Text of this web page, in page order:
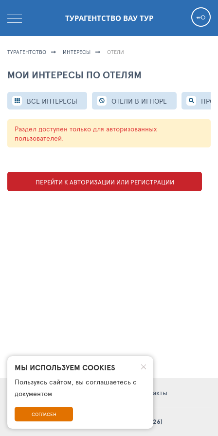
ТУРАГЕНТСТВО ВАУ ТУР
ТУРАГЕНТСТВО ИНТЕРЕСЫ ОТЕЛИ
МОИ ИНТЕРЕСЫ ПО ОТЕЛЯМ
ВСЕ ИНТЕРЕСЫ ОТЕЛИ В ИГНОРЕ
Раздел доступен только для авторизованных
пользователей.
ПЕРЕЙТИ К АВТОРИЗАЦИИ ИЛИ РЕГИСТРАЦИИ
Правовая информация Контакты
© Платформа «ТурСайт Про» в.5.2.0 (2003 - 2026)
МЫ ИСПОЛЬЗУЕМ COOKIES
Пользуясь сайтом, вы соглашаетесь с
документом
СОГЛАСЕН